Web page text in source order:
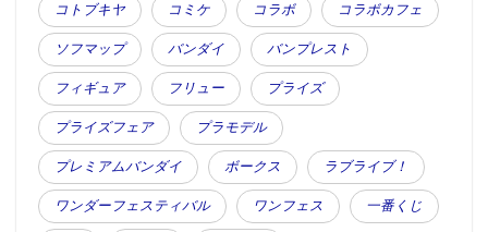
コトブキヤ コミケ コラボ コラボカフェ
ソフマップ バンダイ バンプレスト
フィギュア フリュー プライズ
プライズフェア プラモデル
プレミアムバンダイ ボークス ラブライブ！
ワンダーフェスティバル ワンフェス 一番くじ